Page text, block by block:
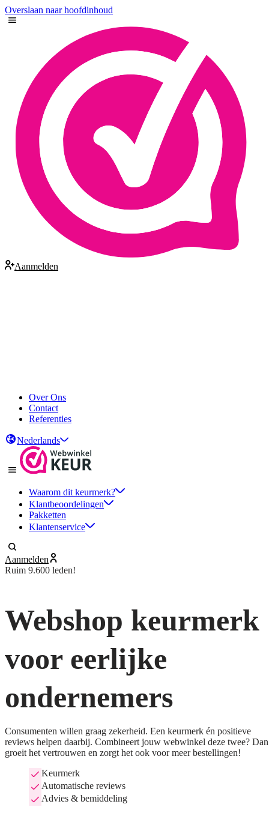
Overslaan naar hoofdinhoud
Aanmelden
Over Ons
Contact
Referenties
Nederlands
Waarom dit keurmerk?
Klantbeoordelingen
Pakketten
Klantenservice
Aanmelden
Ruim 9.600 leden!
Webshop keurmerk
voor eerlijke
ondernemers
Consumenten willen graag zekerheid. Een keurmerk én positieve
reviews helpen daarbij. Combineert jouw webwinkel deze twee? Dan
groeit het vertrouwen en zorgt het ook voor meer bestellingen!
Keurmerk
Automatische reviews
Advies & bemiddeling